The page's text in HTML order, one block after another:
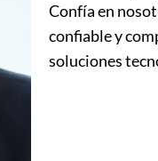
Confía en
confiable y
soluciones